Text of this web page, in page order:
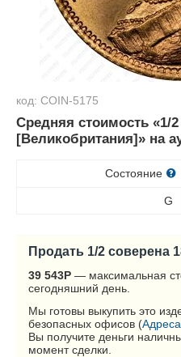
код: COIN-5175
Средняя стоимость «1/2
[Великобритания]» на
Состояние
G
Продать 1/2 соверена
39 543Р — максимальная
сегодняшний день.
Мы готовы выкупить это
безопасных офисов (
Вы получите деньги
момент сделки.